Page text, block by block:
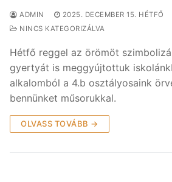
ADMIN
2025. DECEMBER 15. HÉTFŐ
NINCS KATEGORIZÁLVA
Hétfő reggel az örömöt
gyertyát is meggyújtottuk
alkalomból a 4.b osztályosaink
bennünket műsorukkal.
OLVASS TOVÁBB →